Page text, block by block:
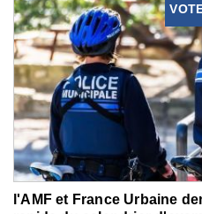
l'AMF et France Urbaine